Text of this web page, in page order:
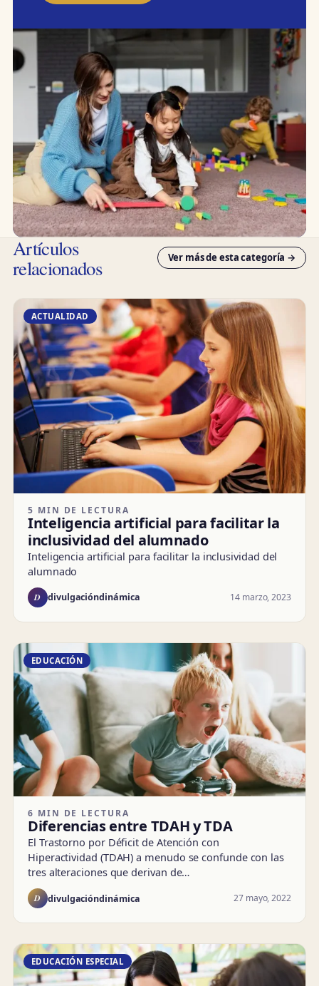
Artículos
relacionados Ver más de esta categoría →
ACTUALIDAD
5 MIN DE LECTURA
Inteligencia artificial para facilitar la
inclusividad del alumnado
Inteligencia artificial para facilitar la inclusividad del
alumnado
D divulgacióndinámica 14 marzo, 2023
EDUCACIÓN
6 MIN DE LECTURA
Diferencias entre TDAH y TDA
El Trastorno por Déficit de Atención con
Hiperactividad (TDAH) a menudo se confunde con las
tres alteraciones que derivan de…
D divulgacióndinámica 27 mayo, 2022
EDUCACIÓN ESPECIAL